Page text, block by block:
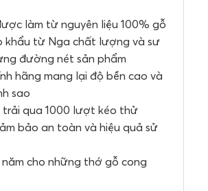
làm từ nguyên liệu 100% gỗ
khẩu từ Nga chất lượng và sư
đường nét sản phẩm
hãng mang lại độ bền cao và
sao
trải qua 1000 lượt kéo thử
bảo an toàn và hiệu quả sử
năm cho những thớ gỗ cong